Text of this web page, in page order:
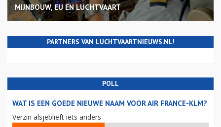
MIJNBOUW, EU EN LUCHTVAART
PARTNERS VAN LUCHTVAARTNIEUWS.NL!
POLL
WAT IS EEN GOEDE NIEUWE NAAM VOOR AIR FRANCE-KLM?
Verzin alsjeblieft iets anders